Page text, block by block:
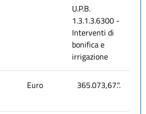
U.P.B.
1.3.1.3.6300 -
Interventi di
bonifica e
irrigazione
Euro 365.073,67.".